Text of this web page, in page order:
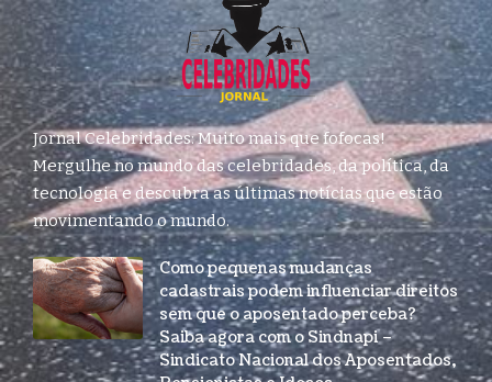
Jornal Celebridades: Muito mais que fofocas!
Mergulhe no mundo das celebridades, da política, da
tecnologia e descubra as últimas notícias que estão
movimentando o mundo.
Como pequenas mudanças
cadastrais podem influenciar direitos
sem que o aposentado perceba?
Saiba agora com o Sindnapi –
Sindicato Nacional dos Aposentados,